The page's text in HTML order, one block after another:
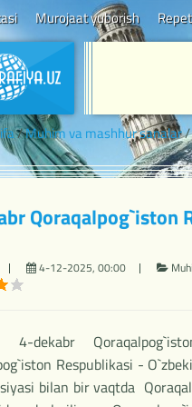
Murojaat yuborish
/Muhim va mashhur sanalar/
Qoraqalpog`iston
4-12-2025, 00:00
4-dekabr
Respublikasi -
bilan bir vaqtda